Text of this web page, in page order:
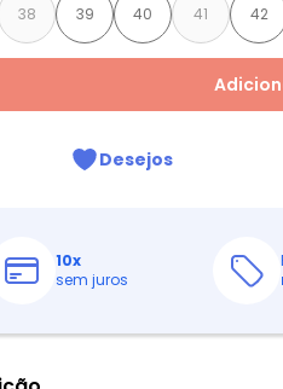
38 39 40 41 42
Desejos
10x
sem juros